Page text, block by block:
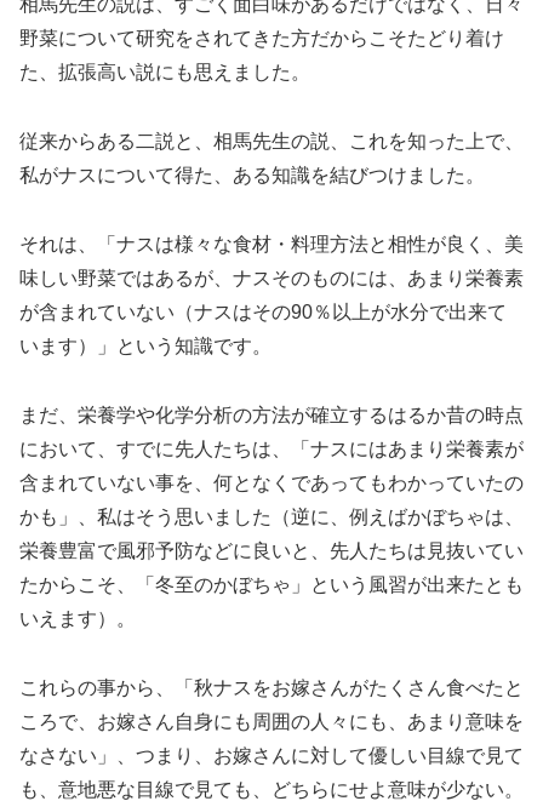
相馬先生の説は、すごく面白味があるだけではなく、日々
野菜について研究をされてきた方だからこそたどり着け
た、拡張高い説にも思えました。
従来からある二説と、相馬先生の説、これを知った上で、
私がナスについて得た、ある知識を結びつけました。
それは、「ナスは様々な食材・料理方法と相性が良く、美
味しい野菜ではあるが、ナスそのものには、あまり栄養素
が含まれていない（ナスはその90％以上が水分で出来て
います）」という知識です。
まだ、栄養学や化学分析の方法が確立するはるか昔の時点
において、すでに先人たちは、「ナスにはあまり栄養素が
含まれていない事を、何となくであってもわかっていたの
かも」、私はそう思いました（逆に、例えばかぼちゃは、
栄養豊富で風邪予防などに良いと、先人たちは見抜いてい
たからこそ、「冬至のかぼちゃ」という風習が出来たとも
いえます）。
これらの事から、「秋ナスをお嫁さんがたくさん食べたと
ころで、お嫁さん自身にも周囲の人々にも、あまり意味を
なさない」、つまり、お嫁さんに対して優しい目線で見て
も、意地悪な目線で見ても、どちらにせよ意味が少ない。